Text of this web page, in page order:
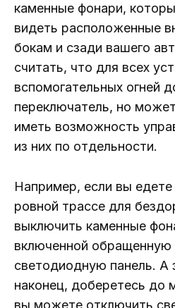
каменные фонари,
видеть расположенные
бокам и сзади вашего
считать, что для всех
вспомогательных огней
переключатель, но
иметь возможность
из них по отдельности.
Например, если вы едете
ровной трассе для
выключить каменные
включенной обращенную
светодиодную панель. А
наконец, доберетесь до
вы можете отключить